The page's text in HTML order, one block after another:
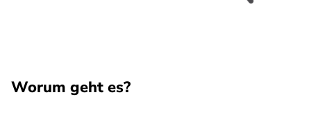
Worum geht es?